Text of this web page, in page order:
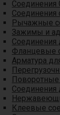
Соединения
Соединения
Рычажные
Зажимы и
Соединения
Фланцевые
Арматура
Поворотные
Соединения
Клеевые